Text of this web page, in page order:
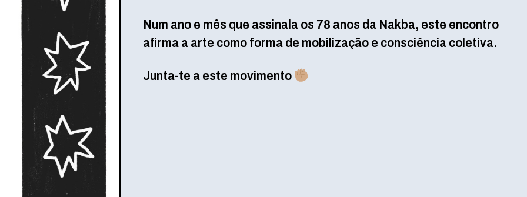
Num ano e mês que assinala os 78 anos da Nakba, este encontro
afirma a arte como forma de mobilização e consciência coletiva.
Junta-te a este movimento